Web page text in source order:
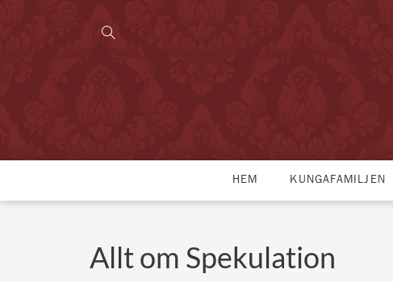
HEM KUNGAFAMILJEN
Allt om Spekulation